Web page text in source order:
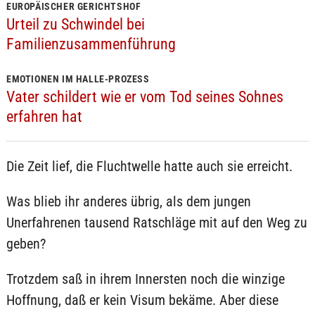
EUROPÄISCHER GERICHTSHOF
Urteil zu Schwindel bei
Familienzusammenführung
EMOTIONEN IM HALLE-PROZESS
Vater schildert wie er vom Tod seines Sohnes
erfahren hat
Die Zeit lief, die Fluchtwelle hatte auch sie erreicht.
Was blieb ihr anderes übrig, als dem jungen
Unerfahrenen tausend Ratschläge mit auf den Weg zu
geben?
Trotzdem saß in ihrem Innersten noch die winzige
Hoffnung, daß er kein Visum bekäme. Aber diese